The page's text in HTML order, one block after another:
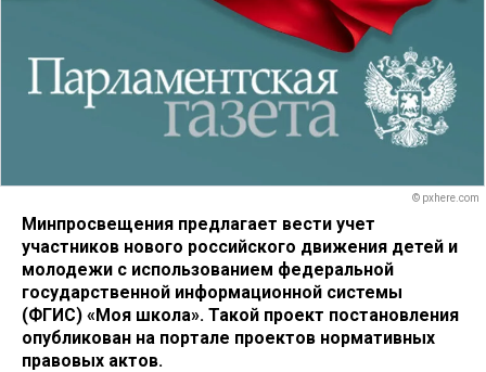
© pxhere.com
Минпросвещения предлагает вести учет
участников нового российского движения детей и
молодежи с использованием федеральной
государственной информационной системы
(ФГИС) «Моя школа». Такой проект постановления
опубликован на портале проектов нормативных
правовых актов.